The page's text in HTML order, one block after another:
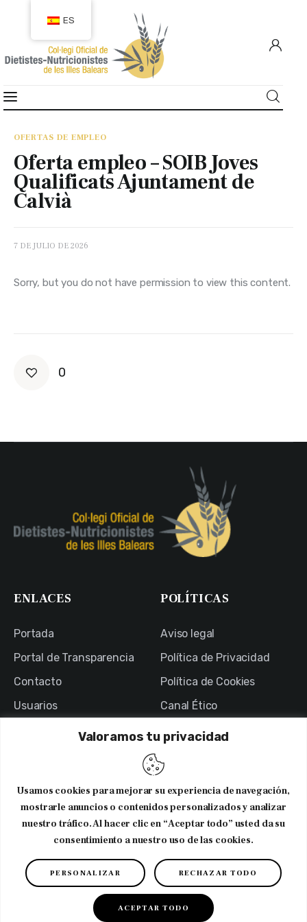
Valoramos tu privacidad
Usamos cookies para mejorar su experiencia de navegación,
mostrarle anuncios o contenidos personalizados y analizar
nuestro tráfico. Al hacer clic en “Aceptar todo” usted da su
consentimiento a nuestro uso de las cookies.
PERSONALIZAR RECHAZAR TODO
ACEPTAR TODO
COLEGIADOS
EMPLEO
CIUDADANÍA
RECURSOS
OFERTAS DE EMPLEO
Oferta empleo – SOIB Joves
Qualificats Ajuntament de
Calvià
7 DE JULIO DE 2026
Sorry, but you do not have permission to view this content.
0
ENLACES
Portada
Portal de Transparencia
Contacto
Usuarios
POLÍTICAS
Aviso legal
Política de Privacidad
Política de Cookies
Canal Ético
Suscribirme al newsletter
Copyright © 2026. CODNIB. Colegio Oficial de Dietistas-
Nutricionistas de Illes Balears
ES